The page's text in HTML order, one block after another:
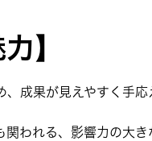
】
、成果が見えやすく手応
関われる、影響力の大き